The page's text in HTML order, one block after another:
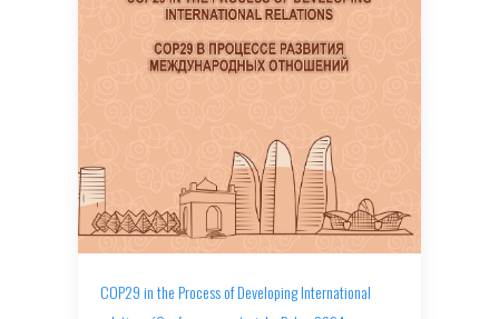
COP29 in the Process of Developing International